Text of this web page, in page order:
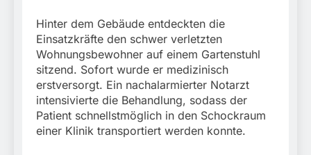
Hinter dem Gebäude entdeckten die
Einsatzkräfte den schwer verletzten
Wohnungsbewohner auf einem Gartenstuhl
sitzend. Sofort wurde er medizinisch
erstversorgt. Ein nachalarmierter Notarzt
intensivierte die Behandlung, sodass der
Patient schnellstmöglich in den Schockraum
einer Klinik transportiert werden konnte.